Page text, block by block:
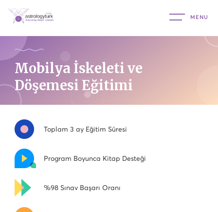
Mobilya İskeleti ve
Döşemesi Eğitimi
Toplam 3 ay Eğitim Süresi
Program Boyunca Kitap Desteği
%98 Sınav Başarı Oranı